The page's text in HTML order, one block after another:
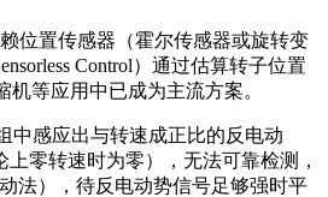
位置传感器（霍尔传感器或旋转变
Control）通过估算转子位置
等应用中已成为主流方案。
中感应出与转速成正比的反电动
零转速时为零），无法可靠检测，
法），待反电动势信号足够强时平